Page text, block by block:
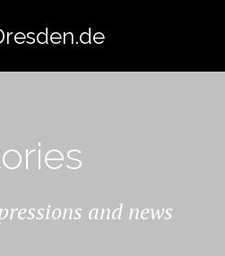
and news